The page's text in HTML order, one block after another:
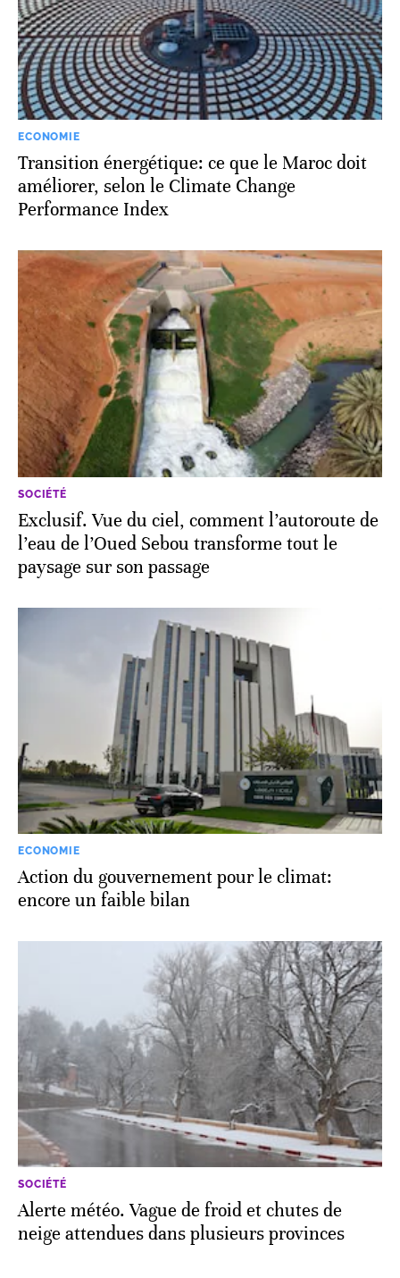
ECONOMIE
Transition énergétique: ce que le Maroc doit
améliorer, selon le Climate Change
Performance Index
SOCIÉTÉ
Exclusif. Vue du ciel, comment l’autoroute de
l’eau de l’Oued Sebou transforme tout le
paysage sur son passage
ECONOMIE
Action du gouvernement pour le climat:
encore un faible bilan
SOCIÉTÉ
Alerte météo. Vague de froid et chutes de
neige attendues dans plusieurs provinces